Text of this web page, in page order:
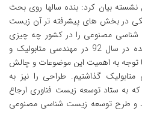
نشسته بیان کرد: بنده سالها روی بحث
در بخش های پیشرفته تر آن زیست
مصنوعی را در کشور چه چیزی
معنی می کنیم بسیار مهم است. بنده در سال 92 در مهندسی متابولیک و
توجه به اهمیت این موضوعات و چالش
گذاشتیم. طراحی را نیز به
به ستاد توسعه زیست فناوری ارجاع
و طرح توسعه زیست شناسی مصنوعی